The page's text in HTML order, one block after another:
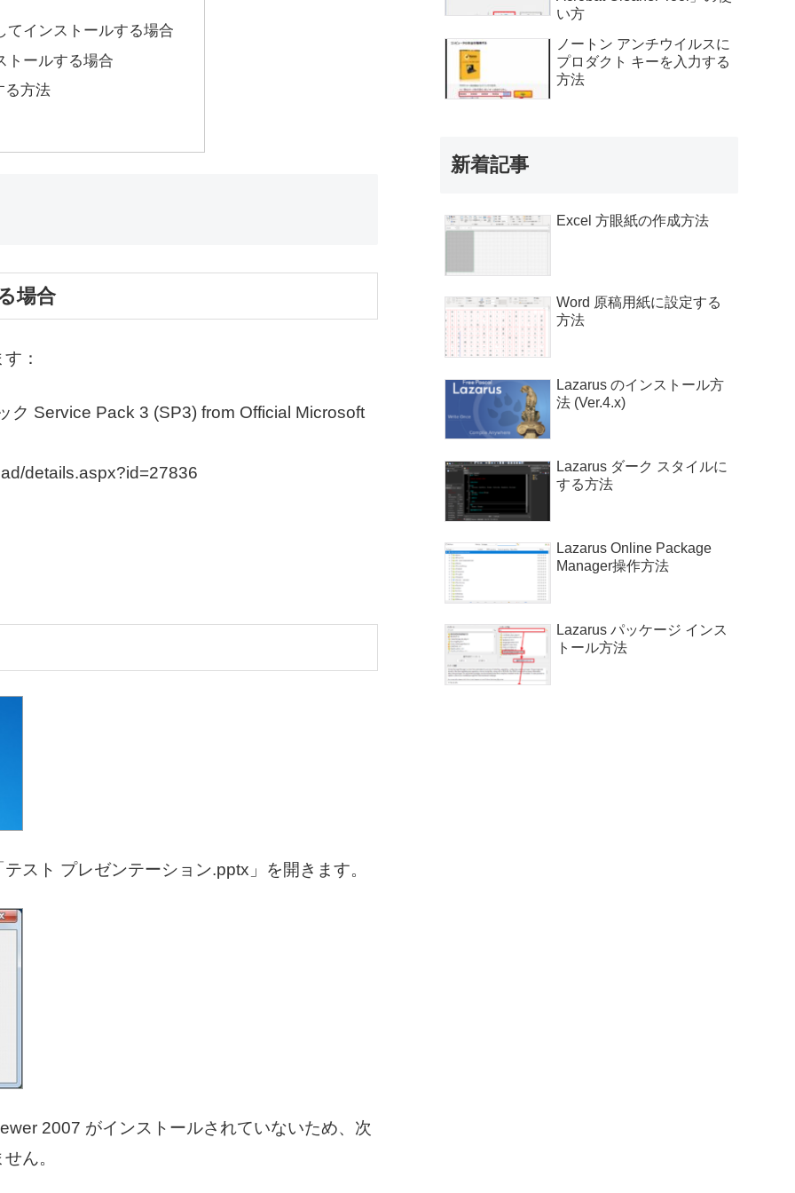
てインストールする場合
トールする場合
る方法
場合
：
ク Service Pack 3 (SP3) from Official Microsoft
details.aspx?id=27836
スト プレゼンテーション.pptx」を開きます。
2007 がインストールされていないため、次
ん。
い方
ノートン アンチウイルスに
プロダクト キーを入力する
方法
新着記事
Excel 方眼紙の作成方法
Word 原稿用紙に設定する
方法
Lazarus のインストール方
法 (Ver.4.x)
Lazarus ダーク スタイルに
する方法
Lazarus Online Package
Manager操作方法
Lazarus パッケージ インス
トール方法